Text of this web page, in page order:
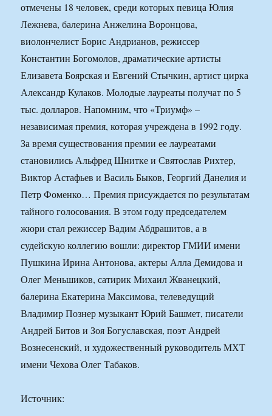
отмечены 18 человек, среди которых певица Юлия
Лежнева, балерина Анжелина Воронцова,
виолончелист Борис Андрианов, режиссер
Константин Богомолов, драматические артисты
Елизавета Боярская и Евгений Стычкин, артист цирка
Александр Кулаков. Молодые лауреаты получат по 5
тыс. долларов. Напомним, что «Триумф» –
независимая премия, которая учреждена в 1992 году.
За время существования премии ее лауреатами
становились Альфред Шнитке и Святослав Рихтер,
Виктор Астафьев и Василь Быков, Георгий Данелия и
Петр Фоменко… Премия присуждается по результатам
тайного голосования. В этом году председателем
жюри стал режиссер Вадим Абдрашитов, а в
судейскую коллегию вошли: директор ГМИИ имени
Пушкина Ирина Антонова, актеры Алла Демидова и
Олег Меньшиков, сатирик Михаил Жванецкий,
балерина Екатерина Максимова, телеведущий
Владимир Познер музыкант Юрий Башмет, писатели
Андрей Битов и Зоя Богуславская, поэт Андрей
Вознесенский, и художественный руководитель МХТ
имени Чехова Олег Табаков.
Источник: